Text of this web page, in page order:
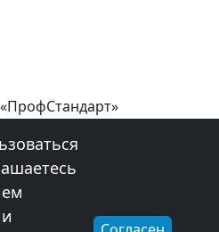
данных
организации